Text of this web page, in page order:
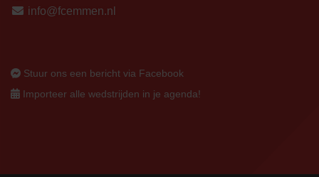
info@fcemmen.nl
Stuur ons een bericht via Facebook
Importeer alle wedstrijden in je agenda!